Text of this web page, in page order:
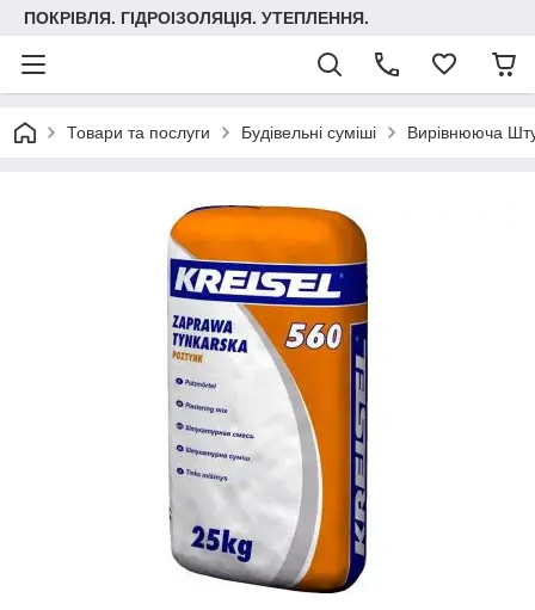
ПОКРІВЛЯ. ГІДРОІЗОЛЯЦІЯ. УТЕПЛЕННЯ.
Товари та послуги Будівельні суміші Вирівнююча